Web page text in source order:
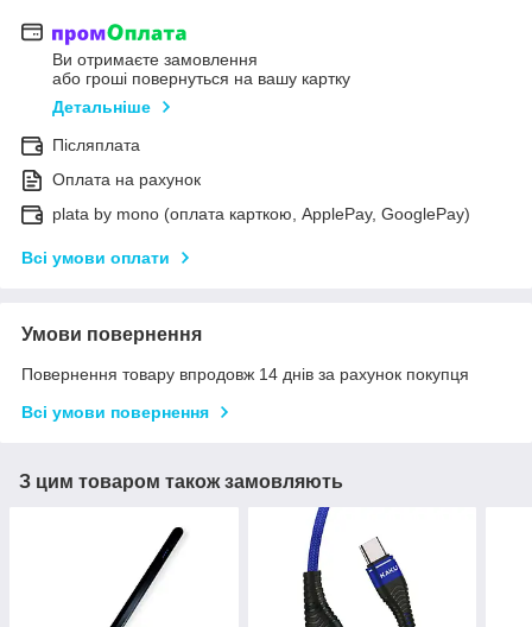
Ви отримаєте замовлення
або гроші повернуться на вашу картку
Детальніше
Післяплата
Оплата на рахунок
plata by mono (оплата карткою, ApplePay, GooglePay)
Всі умови оплати
Умови повернення
Повернення товару впродовж 14 днів за рахунок покупця
Всі умови повернення
З цим товаром також замовляють